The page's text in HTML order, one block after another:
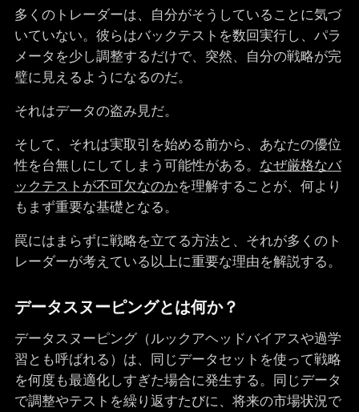
多くのトレーダーは、自分がそうしていることに気づ
いていない。彼らはバックテストを数回実行し、パラ
メータを少し調整するだけで、突然、自分の戦略が完
璧に見えるようになるのだ。
それはデータの盗み見だ。
そして、それは実取引を始める前から、あなたの優位
性を台無しにしてしまう可能性がある。 なぜ厳格なバ
ックテストが不可欠なのかを理解することが、何より
もまず重要な基礎となる。
罠にはまらずに戦略を立てる方法と、それが多くのト
レーダーが考えている以上に重要な理由を解説する。
データスヌーピングとは何か？
データスヌーピング（ルックアヘッドバイアスや過学
習とも呼ばれる）は、同じデータセットを使って戦略
を何度も最適化しすぎた場合に発生する。同じデータ
で調整やテストを繰り返すたびに、将来の市場状況で